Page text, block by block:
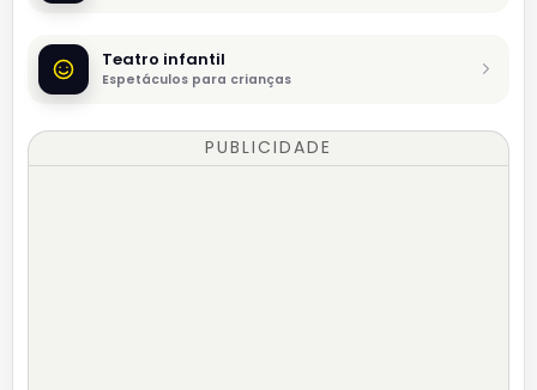
Teatro infantil
Espetáculos para crianças
PUBLICIDADE